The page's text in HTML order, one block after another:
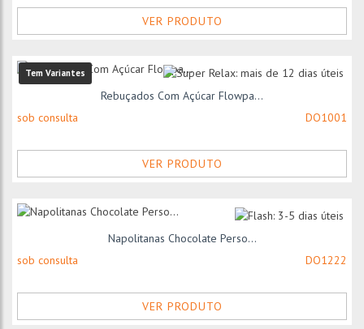
VER PRODUTO
Tem Variantes
Rebuçados Com Açúcar Flowpa...
sob consulta
DO1001
VER PRODUTO
Napolitanas Chocolate Perso...
sob consulta
DO1222
VER PRODUTO